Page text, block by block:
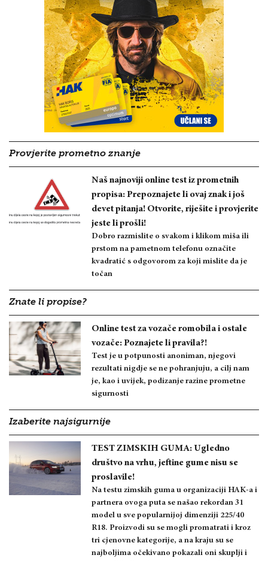
Provjerite prometno znanje
Naš najnoviji online test iz prometnih
propisa: Prepoznajete li ovaj znak i još
devet pitanja! Otvorite, riješite i provjerite
jeste li prošli!
Dobro razmislite o svakom i klikom miša ili
prstom na pametnom telefonu označite
kvadratić s odgovorom za koji mislite da je
točan
Znate li propise?
Online test za vozače romobila i ostale
vozače: Poznajete li pravila?!
Test je u potpunosti anoniman, njegovi
rezultati nigdje se ne pohranjuju, a cilj nam
je, kao i uvijek, podizanje razine prometne
sigurnosti
Izaberite najsigurnije
TEST ZIMSKIH GUMA: Ugledno
društvo na vrhu, jeftine gume nisu se
proslavile!
Na testu zimskih guma u organizaciji HAK-a i
partnera ovoga puta se našao rekordan 31
model u sve popularnijoj dimenziji 225/40
R18. Proizvodi su se mogli promatrati i kroz
tri cjenovne kategorije, a na kraju su se
najboljima očekivano pokazali oni skuplji i